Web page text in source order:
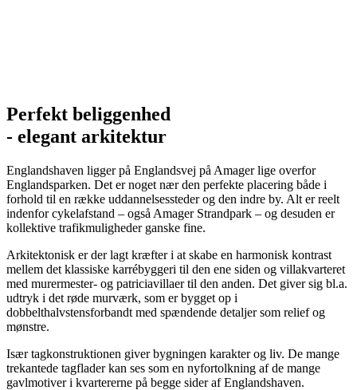
Perfekt beliggenhed
- elegant arkitektur
Englandshaven ligger på Englandsvej på Amager lige overfor
Englandsparken. Det er noget nær den perfekte placering både i
forhold til en række uddannelsessteder og den indre by. Alt er reelt
indenfor cykelafstand – også Amager Strandpark – og desuden er
kollektive trafikmuligheder ganske fine.
Arkitektonisk er der lagt kræfter i at skabe en harmonisk kontrast
mellem det klassiske karrébyggeri til den ene siden og villakvarteret
med murermester- og patriciavillaer til den anden. Det giver sig bl.a.
udtryk i det røde murværk, som er bygget op i
dobbelthalvstensforbandt med spændende detaljer som relief og
mønstre.
Især tagkonstruktionen giver bygningen karakter og liv. De mange
trekantede tagflader kan ses som en nyfortolkning af de mange
gavlmotiver i kvartererne på begge sider af Englandshaven.